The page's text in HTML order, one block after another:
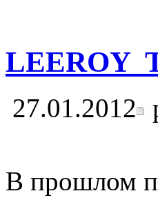
LEEROY
27.01.2012
В прошлом